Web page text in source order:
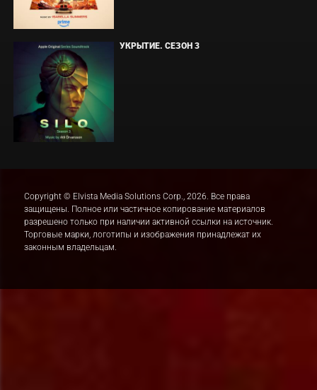
УКРЫТИЕ. СЕЗОН 3
Copyright © Elvista Media Solutions Corp., 2026. Все права
защищены. Полное или частичное копирование материалов
разрешено только при наличии активной ссылки на источник.
Торговые марки, логотипы и изображения принадлежат их
законным владельцам.